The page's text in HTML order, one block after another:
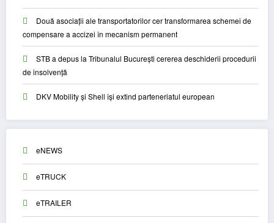
Două asociații ale transportatorilor cer transformarea schemei de
compensare a accizei în mecanism permanent
STB a depus la Tribunalul București cererea deschiderii procedurii
de insolvență
DKV Mobility și Shell își extind parteneriatul european
eNEWS
eTRUCK
eTRAILER